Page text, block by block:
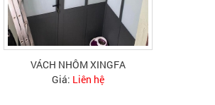
VÁCH NHÔM XINGFA
Giá: Liên hệ